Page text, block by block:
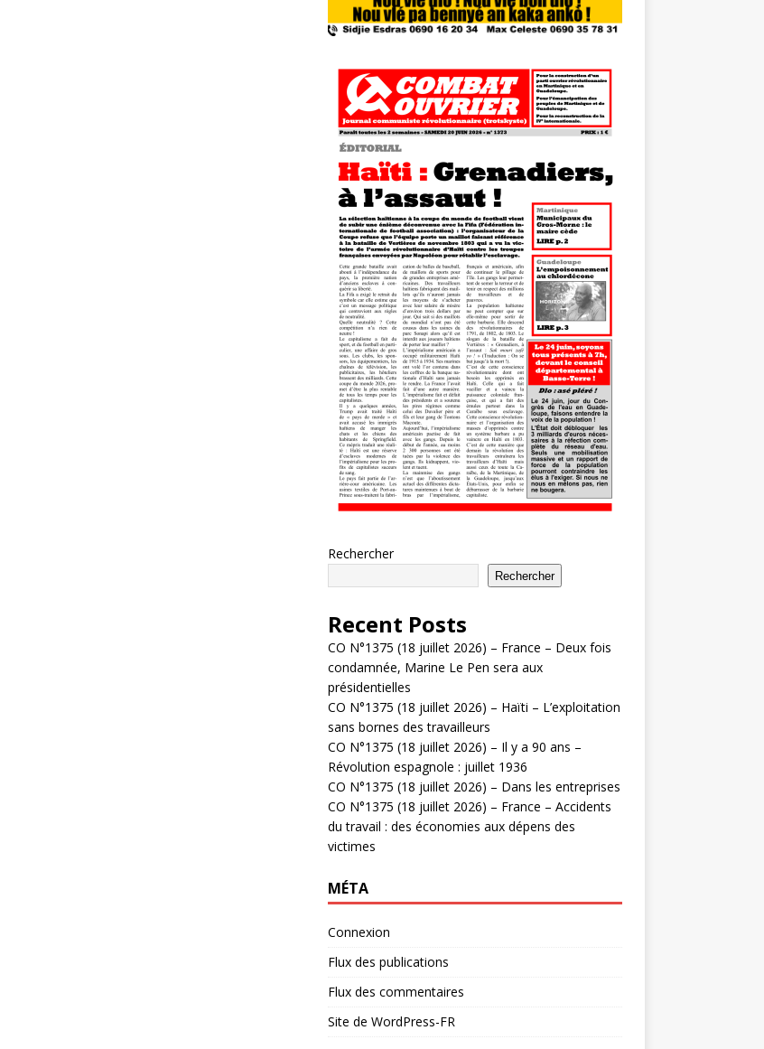
Rechercher
Rechercher
Recent Posts
CO N°1375 (18 juillet 2026) – France – Deux fois
condamnée, Marine Le Pen sera aux
présidentielles
CO N°1375 (18 juillet 2026) – Haïti – L’exploitation
sans bornes des travailleurs
CO N°1375 (18 juillet 2026) – Il y a 90 ans –
Révolution espagnole : juillet 1936
CO N°1375 (18 juillet 2026) – Dans les entreprises
CO N°1375 (18 juillet 2026) – France – Accidents
du travail : des économies aux dépens des
victimes
MÉTA
Connexion
Flux des publications
Flux des commentaires
Site de WordPress-FR